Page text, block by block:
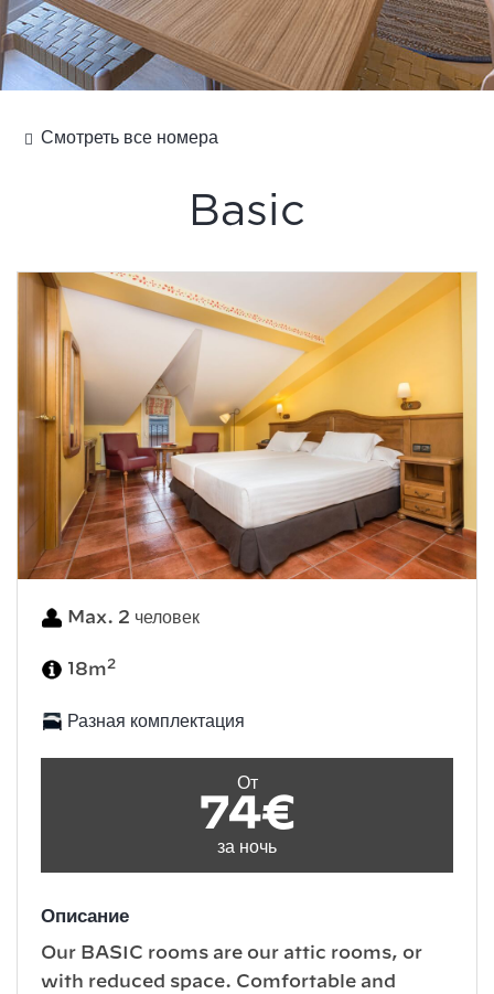
Смотреть все номера
Basic
Max. 2 человек
18m2
Разная комплектация
От
74€
за ночь
Описание
Our BASIC rooms are our attic rooms, or
with reduced space. Comfortable and